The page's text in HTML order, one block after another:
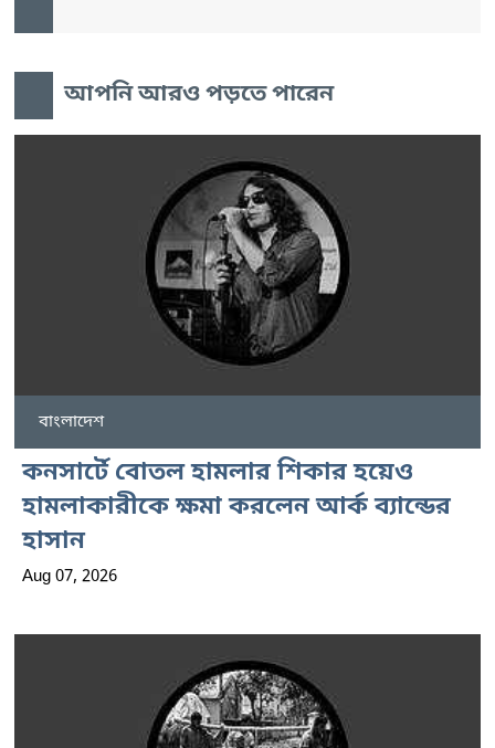
আপনি আরও পড়তে পারেন
বাংলাদেশ
কনসার্টে বোতল হামলার শিকার হয়েও
হামলাকারীকে ক্ষমা করলেন আর্ক ব্যান্ডের
হাসান
Aug 07, 2026